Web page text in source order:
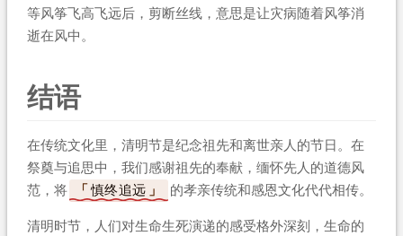
等风筝飞高飞远后，剪断丝线，意思是让灾病随着风筝消
逝在风中。
结语
在传统文化里，清明节是纪念祖先和离世亲人的节日。在
祭奠与追思中，我们感谢祖先的奉献，缅怀先人的道德风
范，将
慎终追远 的孝亲传统和感恩文化代代相传。
清明时节，人们对生命生死演递的感受格外深刻，生命的